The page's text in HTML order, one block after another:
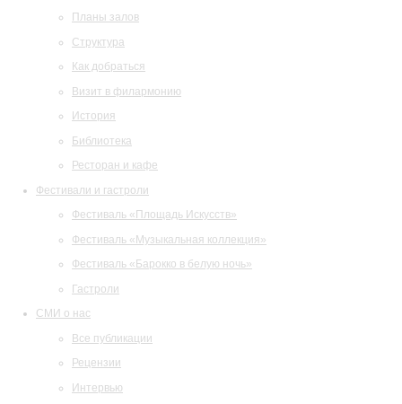
Планы залов
Структура
Как добраться
Визит в филармонию
История
Библиотека
Ресторан и кафе
Фестивали и гастроли
Фестиваль «Площадь Искусств»
Фестиваль «Музыкальная коллекция»
Фестиваль «Барокко в белую ночь»
Гастроли
СМИ о нас
Все публикации
Рецензии
Интервью